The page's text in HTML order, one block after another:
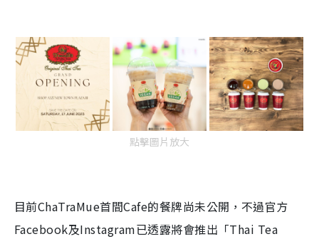
點擊圖片放大
目前ChaTraMue首間Cafe的餐牌尚未公開，不過官方
Facebook及Instagram已透露將會推出「Thai Tea